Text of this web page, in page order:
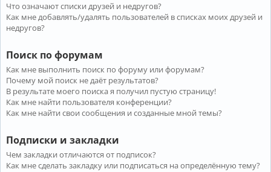
Что означают списки друзей и недругов?
Как мне добавлять/удалять пользователей в списках моих друзей и
недругов?
Поиск по форумам
Как мне выполнить поиск по форуму или форумам?
Почему мой поиск не даёт результатов?
В результате моего поиска я получил пустую страницу!
Как мне найти пользователя конференции?
Как мне найти свои сообщения и созданные мной темы?
Подписки и закладки
Чем закладки отличаются от подписок?
Как мне сделать закладку или подписаться на определённую тему?